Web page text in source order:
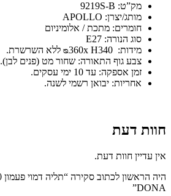
מק”ט: 9219S-B
מותג/יצרן: APOLLO
חומרים: מתכת / אלומיניום
סוג הנורה: E27
מידות: ᴓ360x H340 ללא השרשרת.
צבע גוף התאורה: שחור מט (פנים לבן).
זמן אספקה: עד 10 ימי עסקים.
אחריות: יבואן רשמי לשנה.
חוות דעת
אין עדיין חוות דעת.
DONA”